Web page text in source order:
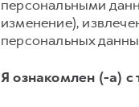
персональными
изменение),
персональных
Я ознакомлен (-а) с